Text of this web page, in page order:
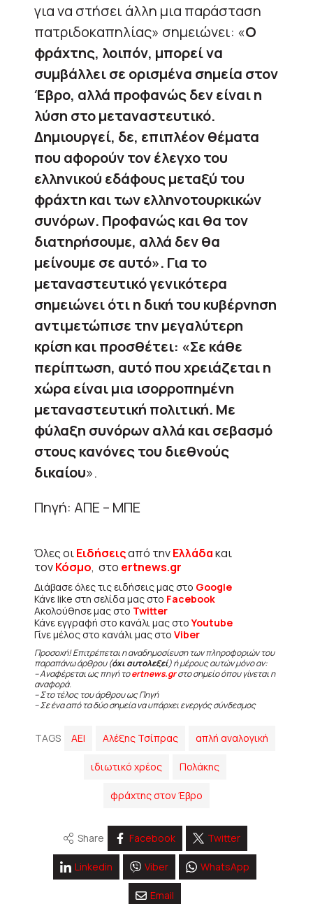
για να στήσει άλλη μια παράσταση
πατριδοκαπηλίας» σημειώνει: «Ο
φράχτης, λοιπόν, μπορεί να
συμβάλλει σε ορισμένα σημεία στον
Έβρο, αλλά προφανώς δεν είναι η
λύση στο μεταναστευτικό.
Δημιουργεί, δε, επιπλέον θέματα
που αφορούν τον έλεγχο του
ελληνικού εδάφους μεταξύ του
φράχτη και των ελληνοτουρκικών
συνόρων. Προφανώς και θα τον
διατηρήσουμε, αλλά δεν θα
μείνουμε σε αυτό». Για το
μεταναστευτικό γενικότερα
σημειώνει ότι η δική του κυβέρνηση
αντιμετώπισε την μεγαλύτερη
κρίση και προσθέτει: «Σε κάθε
περίπτωση, αυτό που χρειάζεται η
χώρα είναι μια ισορροπημένη
μεταναστευτική πολιτική. Με
φύλαξη συνόρων αλλά και σεβασμό
στους κανόνες του διεθνούς
δικαίου».
Πηγή: ΑΠΕ – ΜΠΕ
Όλες οιΕιδήσειςαπό τηνΕλλάδακαι
τονΚόσμο, στο ertnews.gr
Διάβασε όλες τις ειδήσεις μας στο Google
Κάνε like στη σελίδα μας στο Facebook
Ακολούθησε μας στο Twitter
Κάνε εγγραφή στο κανάλι μας στοYoutube
Γίνε μέλος στο κανάλι μας στο Viber
Προσοχή! Επιτρέπεται η αναδημοσίευση των πληροφοριών του
παραπάνω άρθρου (όχι αυτολεξεί) ή μέρους αυτών μόνο αν:
– Αναφέρεται ως πηγή τοertnews.grστο σημείο όπου γίνεται η
αναφορά.
– Στο τέλος του άρθρου ως Πηγή
– Σε ένα από τα δύο σημεία να υπάρχει ενεργός σύνδεσμος
TAGS ΑΕΙ Αλέξης Τσίπρας απλή αναλογική
ιδιωτικό χρέος Πολάκης
φράχτης στον Έβρο
Share Facebook Twitter
Linkedin Viber WhatsApp
Email